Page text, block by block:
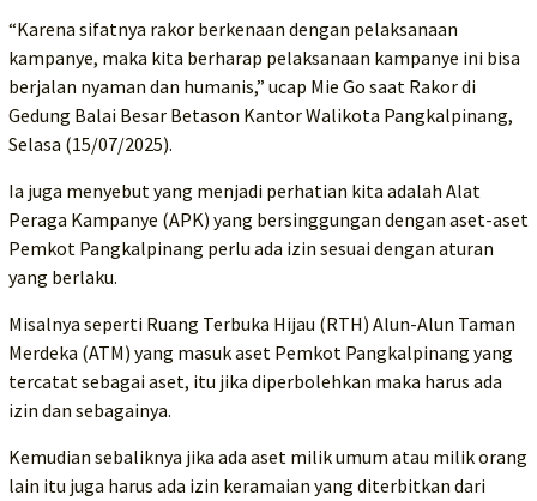
“Karena sifatnya rakor berkenaan dengan pelaksanaan
kampanye, maka kita berharap pelaksanaan kampanye ini bisa
berjalan nyaman dan humanis,” ucap Mie Go saat Rakor di
Gedung Balai Besar Betason Kantor Walikota Pangkalpinang,
Selasa (15/07/2025).
Ia juga menyebut yang menjadi perhatian kita adalah Alat
Peraga Kampanye (APK) yang bersinggungan dengan aset-aset
Pemkot Pangkalpinang perlu ada izin sesuai dengan aturan
yang berlaku.
Misalnya seperti Ruang Terbuka Hijau (RTH) Alun-Alun Taman
Merdeka (ATM) yang masuk aset Pemkot Pangkalpinang yang
tercatat sebagai aset, itu jika diperbolehkan maka harus ada
izin dan sebagainya.
Kemudian sebaliknya jika ada aset milik umum atau milik orang
lain itu juga harus ada izin keramaian yang diterbitkan dari